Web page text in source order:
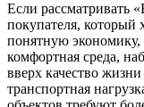
Если рассматривать
покупателя, который
понятную экономику,
комфортная среда,
вверх качество
транспортная